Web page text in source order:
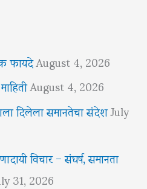
फायदेAugust 4, 2026
August 4, 2026
दिलेला समानतेचा संदेशJuly
विचार – संघर्ष, समानता
31, 2026